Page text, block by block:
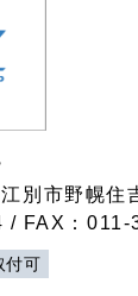
別市野幌住
/ FAX：011-
付可